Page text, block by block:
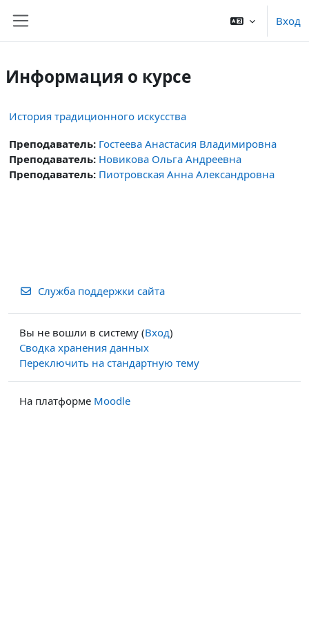
Вход
Информация о курсе
История традиционного искусства
Преподаватель: Гостеева Анастасия Владимировна
Преподаватель: Новикова Ольга Андреевна
Преподаватель: Пиотровская Анна Александровна
Служба поддержки сайта
Вы не вошли в систему (Вход)
Сводка хранения данных
Переключить на стандартную тему
На платформе Moodle